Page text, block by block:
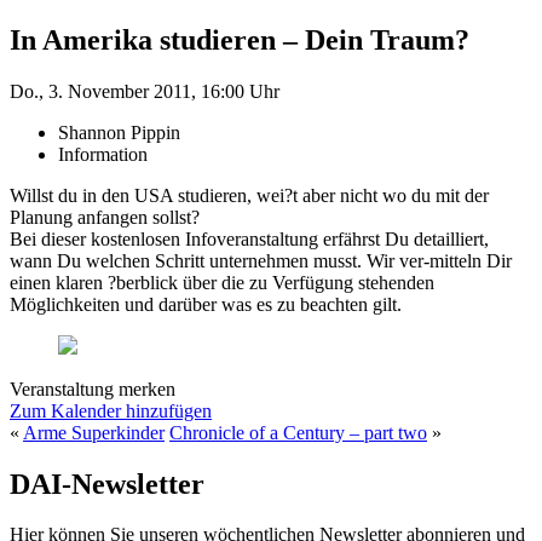
In Amerika studieren – Dein Traum?
Do., 3. November 2011, 16:00 Uhr
Shannon Pippin
Information
Willst du in den USA studieren, wei?t aber nicht wo du mit der
Planung anfangen sollst?
Bei dieser kostenlosen Infoveranstaltung erfährst Du detailliert,
wann Du welchen Schritt unternehmen musst. Wir ver-mitteln Dir
einen klaren ?berblick über die zu Verfügung stehenden
Möglichkeiten und darüber was es zu beachten gilt.
Veranstaltung merken
Zum Kalender hinzufügen
« Arme Superkinder Chronicle of a Century – part two »
DAI-Newsletter
Hier können Sie unseren wöchentlichen Newsletter abonnieren und